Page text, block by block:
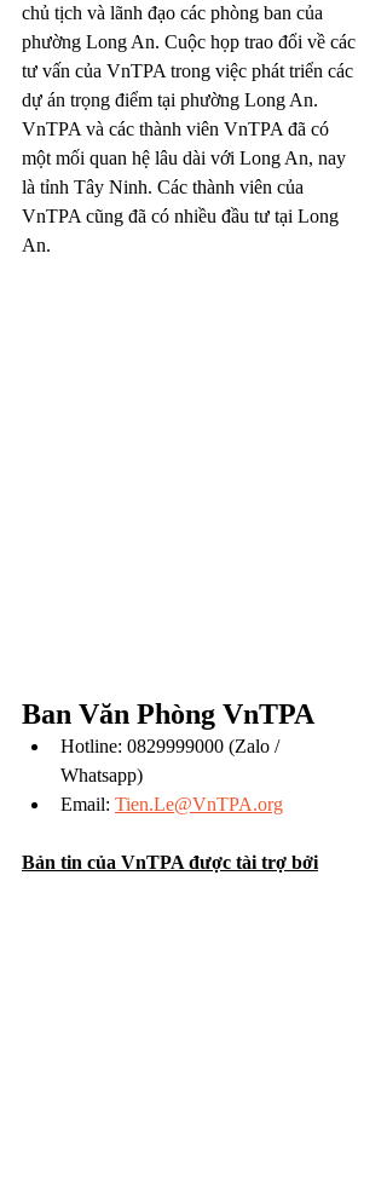
chủ tịch và lãnh đạo các phòng ban của
phường Long An. Cuộc họp trao đổi về các
tư vấn của VnTPA trong việc phát triển các
dự án trọng điểm tại phường Long An.
VnTPA và các thành viên VnTPA đã có
một mối quan hệ lâu dài với Long An, nay
là tỉnh Tây Ninh. Các thành viên của
VnTPA cũng đã có nhiều đầu tư tại Long
An.
Ban Văn Phòng VnTPA
Hotline: 0829999000 (Zalo /
Whatsapp)
Email: Tien.Le@VnTPA.org
Bản tin của VnTPA được tài trợ bởi